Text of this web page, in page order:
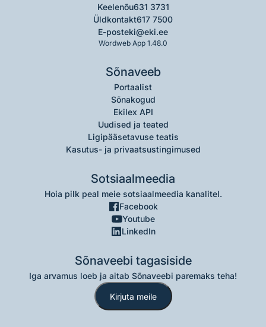
Keelenõu631 3731
Üldkontakt617 7500
E-posteki@eki.ee
Wordweb App 1.48.0
Sõnaveeb
Portaalist
Sõnakogud
Ekilex API
Uudised ja teated
Ligipääsetavuse teatis
Kasutus- ja privaatsustingimused
Sotsiaalmeedia
Hoia pilk peal meie sotsiaalmeedia kanalitel.
Facebook
Youtube
LinkedIn
Sõnaveebi tagasiside
Iga arvamus loeb ja aitab Sõnaveebi paremaks teha!
Kirjuta meile